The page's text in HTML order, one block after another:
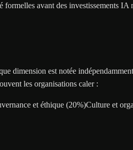
avant des investissements IA
dimension est notée
les organisations caler :
et éthique (20%)Culture et